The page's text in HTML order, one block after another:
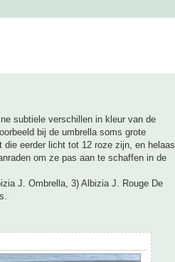
subtiele verschillen in kleur van de
bij de umbrella soms grote
eerder licht tot 12 roze zijn, en helaas
om ze pas aan te schaffen in de
J. Ombrella, 3) Albizia J. Rouge De